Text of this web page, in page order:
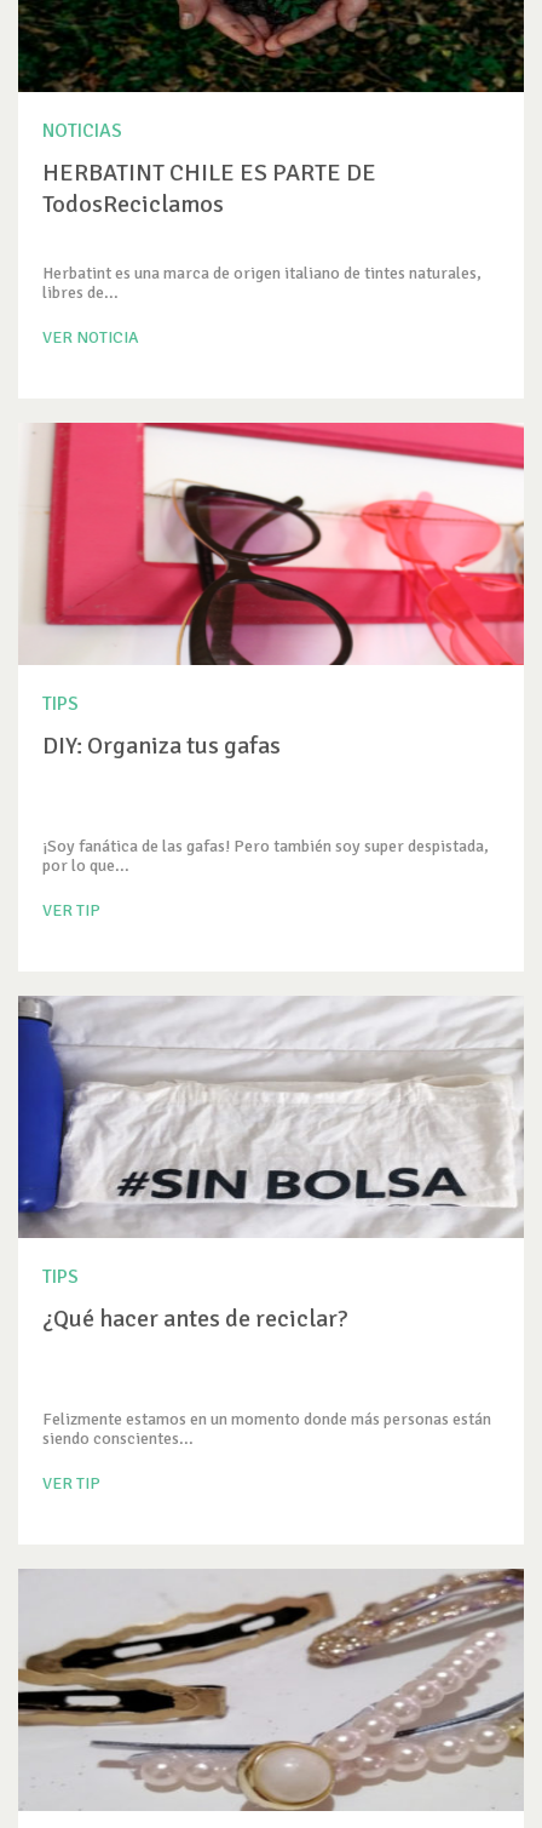
NOTICIAS
HERBATINT CHILE ES PARTE DE
TodosReciclamos
Herbatint es una marca de origen italiano de tintes naturales,
libres de...
VER NOTICIA
TIPS
DIY: Organiza tus gafas
¡Soy fanática de las gafas! Pero también soy super despistada,
por lo que...
VER TIP
TIPS
¿Qué hacer antes de reciclar?
Felizmente estamos en un momento donde más personas están
siendo conscientes...
VER TIP